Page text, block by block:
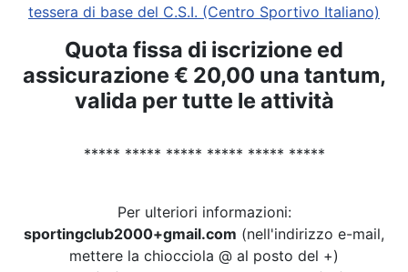
tessera di base del C.S.I. (Centro Sportivo Italiano)
Quota fissa di iscrizione ed
assicurazione € 20,00 una tantum,
valida per tutte le attività
***** ***** ***** ***** ***** *****
Per ulteriori informazioni:
sportingclub2000+gmail.com (nell'indirizzo e-mail,
mettere la chiocciola @ al posto del +)